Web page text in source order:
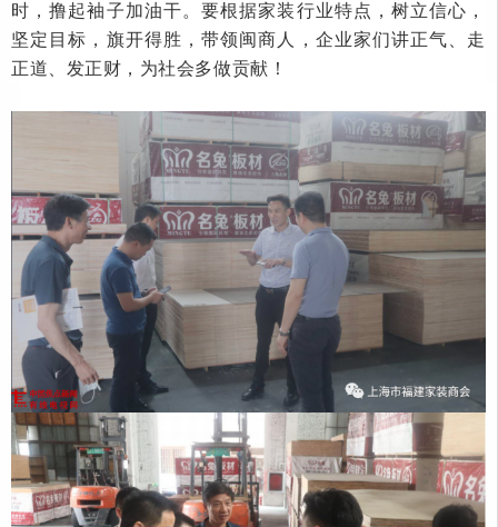
时，撸起袖子加油干。要根据家装行业特点，树立信心，
坚定目标，旗开得胜，带领闽商人，企业家们讲正气、走
正道、发正财，为社会多做贡献！